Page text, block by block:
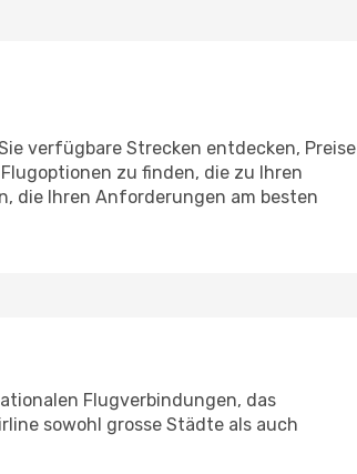
verfügbare Strecken entdecken, Preise
zu finden, die zu Ihren
die Ihren Anforderungen am besten
Flugverbindungen, das
sowohl grosse Städte als auch